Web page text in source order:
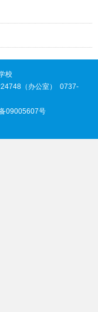
校
（办公室） 0737-
09005607号